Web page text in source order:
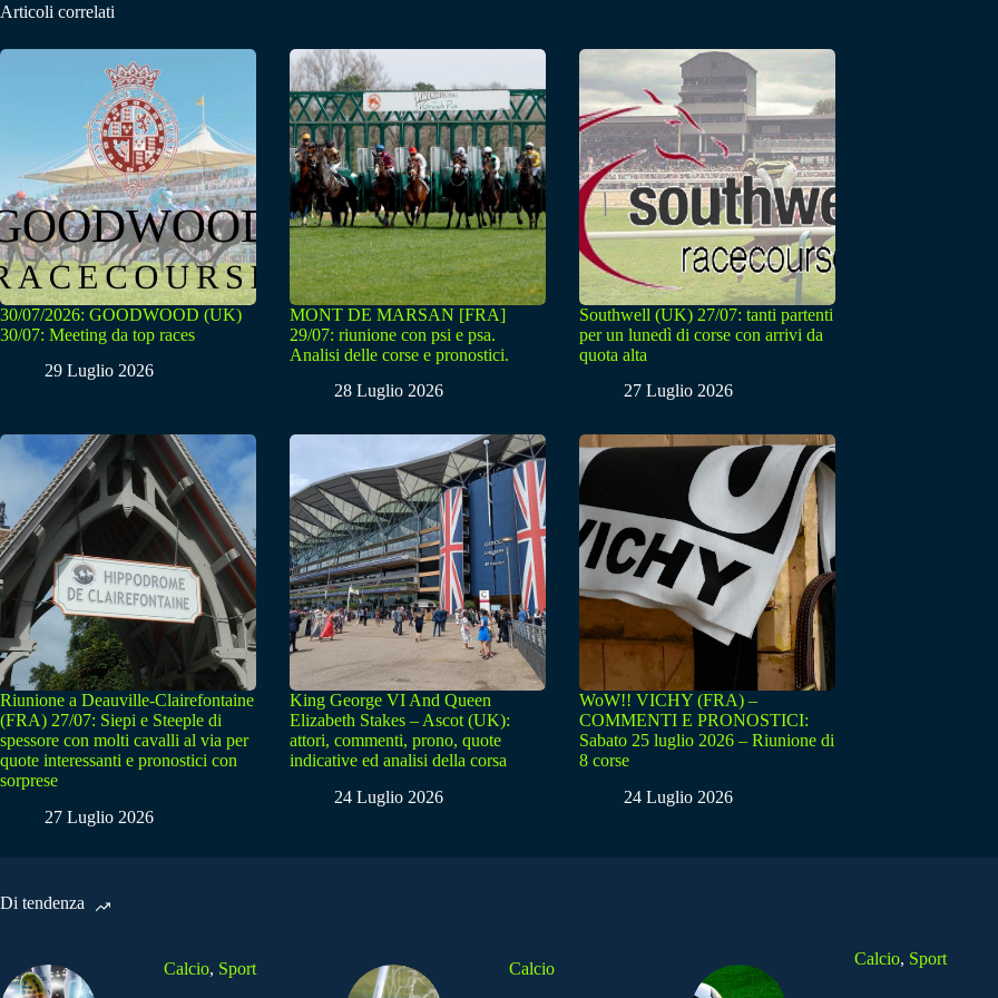
Articoli correlati
30/07/2026: GOODWOOD (UK)
30/07: Meeting da top races
29 Luglio 2026
MONT DE MARSAN [FRA]
29/07: riunione con psi e psa.
Analisi delle corse e pronostici.
28 Luglio 2026
Southwell (UK) 27/07: tanti partenti
per un lunedì di corse con arrivi da
quota alta
27 Luglio 2026
Riunione a Deauville-Clairefontaine
(FRA) 27/07: Siepi e Steeple di
spessore con molti cavalli al via per
quote interessanti e pronostici con
sorprese
27 Luglio 2026
King George VI And Queen
Elizabeth Stakes – Ascot (UK):
attori, commenti, prono, quote
indicative ed analisi della corsa
24 Luglio 2026
WoW!! VICHY (FRA) –
COMMENTI E PRONOSTICI:
Sabato 25 luglio 2026 – Riunione di
8 corse
24 Luglio 2026
Di tendenza
Calcio, Sport Calcio
Calcio, Sport